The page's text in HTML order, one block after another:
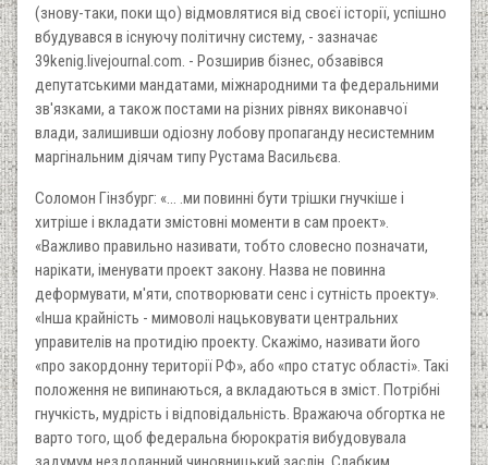
(знову-таки, поки що) відмовлятися від своєї історії, успішно
вбудувався в існуючу політичну систему, - зазначає
39kenig.livejournal.com. - Розширив бізнес, обзавівся
депутатськими мандатами, міжнародними та федеральними
зв'язками, а також постами на різних рівнях виконавчої
влади, залишивши одіозну лобову пропаганду несистемним
маргінальним діячам типу Рустама Васильєва.
Соломон Гінзбург: «... .ми повинні бути трішки гнучкіше і
хитріше і вкладати змістовні моменти в сам проект».
«Важливо правильно називати, тобто словесно позначати,
нарікати, іменувати проект закону. Назва не повинна
деформувати, м'яти, спотворювати сенс і сутність проекту».
«Інша крайність - мимоволі нацьковувати центральних
управителів на протидію проекту. Скажімо, називати його
«про закордонну території РФ», або «про статус області». Такі
положення не випинаються, а вкладаються в зміст. Потрібні
гнучкість, мудрість і відповідальність. Вражаюча обгортка не
варто того, щоб федеральна бюрократія вибудовувала